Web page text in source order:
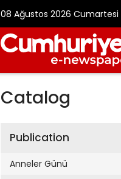
08 Ağustos 2026 Cumartesi
Catalog
Publication
Anneler Günü